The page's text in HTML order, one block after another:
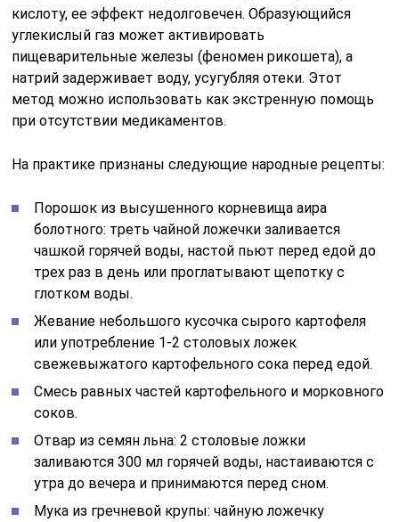
кислоту, ее эффект недолговечен. Образующийся
углекислый газ может активировать
пищеварительные железы (феномен рикошета), а
натрий задерживает воду, усугубляя отеки. Этот
метод можно использовать как экстренную помощь
при отсутствии медикаментов.
На практике признаны следующие народные рецепты:
Порошок из высушенного корневища аира
болотного: треть чайной ложечки заливается
чашкой горячей воды, настой пьют перед едой до
трех раз в день или проглатывают щепотку с
глотком воды.
Жевание небольшого кусочка сырого картофеля
или употребление 1-2 столовых ложек
свежевыжатого картофельного сока перед едой.
Смесь равных частей картофельного и морковного
соков.
Отвар из семян льна: 2 столовые ложки
заливаются 300 мл горячей воды, настаиваются с
утра до вечера и принимаются перед сном.
Мука из гречневой крупы: чайную ложечку